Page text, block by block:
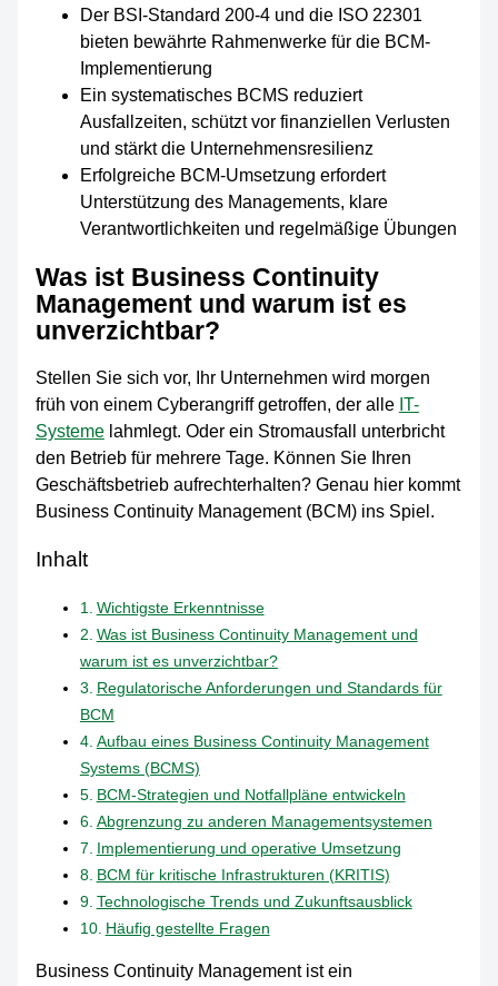
Der BSI-Standard 200-4 und die ISO 22301
bieten bewährte Rahmenwerke für die BCM-
Implementierung
Ein systematisches BCMS reduziert
Ausfallzeiten, schützt vor finanziellen Verlusten
und stärkt die Unternehmensresilienz
Erfolgreiche BCM-Umsetzung erfordert
Unterstützung des Managements, klare
Verantwortlichkeiten und regelmäßige Übungen
Was ist Business Continuity
Management und warum ist es
unverzichtbar?
Stellen Sie sich vor, Ihr Unternehmen wird morgen
früh von einem Cyberangriff getroffen, der alle IT-
Systemelahmlegt. Oder ein Stromausfall unterbricht
den Betrieb für mehrere Tage. Können Sie Ihren
Geschäftsbetrieb aufrechterhalten? Genau hier kommt
Business Continuity Management (BCM) ins Spiel.
Inhalt
Wichtigste Erkenntnisse
Was ist Business Continuity Management und
warum ist es unverzichtbar?
Regulatorische Anforderungen und Standards für
BCM
Aufbau eines Business Continuity Management
Systems (BCMS)
BCM-Strategien und Notfallpläne entwickeln
Abgrenzung zu anderen Managementsystemen
Implementierung und operative Umsetzung
BCM für kritische Infrastrukturen (KRITIS)
Technologische Trends und Zukunftsausblick
Häufig gestellte Fragen
Business Continuity Management ist ein